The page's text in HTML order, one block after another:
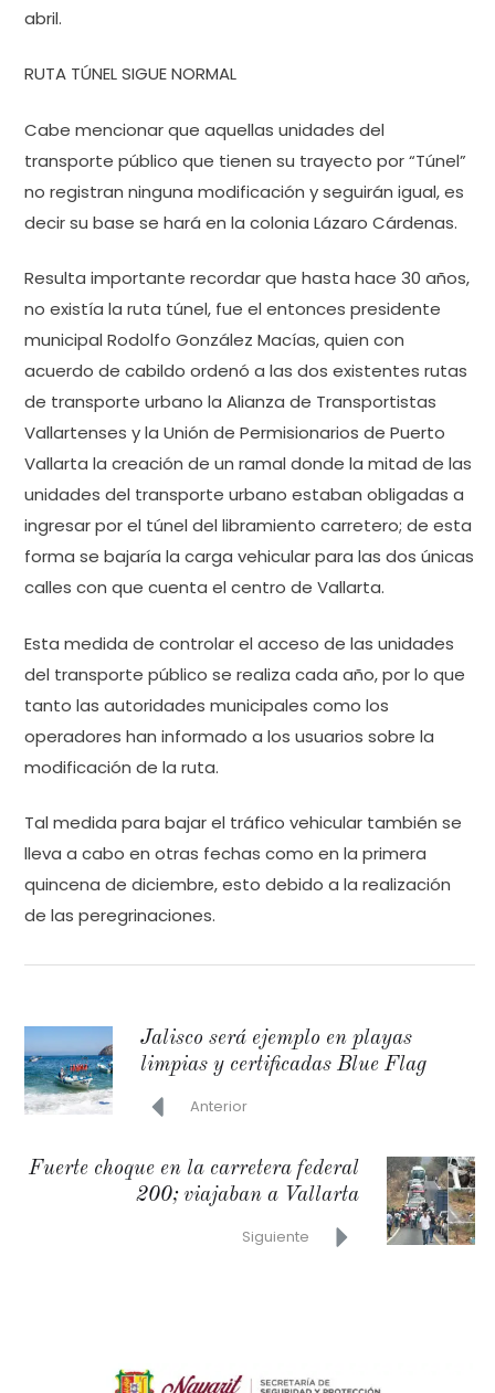
abril.
RUTA TÚNEL SIGUE NORMAL
Cabe mencionar que aquellas unidades del
transporte público que tienen su trayecto por “Túnel”
no registran ninguna modificación y seguirán igual, es
decir su base se hará en la colonia Lázaro Cárdenas.
Resulta importante recordar que hasta hace 30 años,
no existía la ruta túnel, fue el entonces presidente
municipal Rodolfo González Macías, quien con
acuerdo de cabildo ordenó a las dos existentes rutas
de transporte urbano la Alianza de Transportistas
Vallartenses y la Unión de Permisionarios de Puerto
Vallarta la creación de un ramal donde la mitad de las
unidades del transporte urbano estaban obligadas a
ingresar por el túnel del libramiento carretero; de esta
forma se bajaría la carga vehicular para las dos únicas
calles con que cuenta el centro de Vallarta.
Esta medida de controlar el acceso de las unidades
del transporte público se realiza cada año, por lo que
tanto las autoridades municipales como los
operadores han informado a los usuarios sobre la
modificación de la ruta.
Tal medida para bajar el tráfico vehicular también se
lleva a cabo en otras fechas como en la primera
quincena de diciembre, esto debido a la realización
de las peregrinaciones.
Jalisco será ejemplo en playas
limpias y certificadas Blue Flag
Anterior
Fuerte choque en la carretera federal
200; viajaban a Vallarta
Siguiente